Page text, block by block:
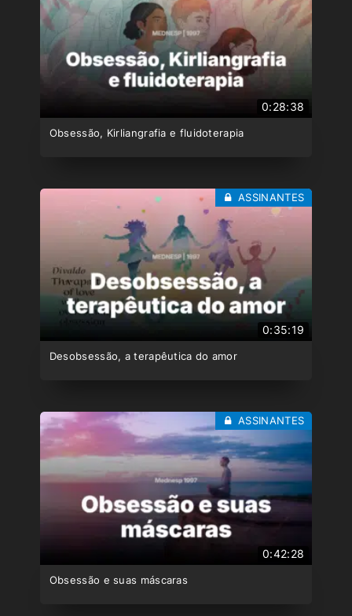
0:28:38
Obsessão, Kirliangrafia e fluidoterapia
0:35:19
Desobsessão, a terapêutica do amor
ASSINANTES
0:42:28
Obsessão e suas máscaras
ASSINANTES